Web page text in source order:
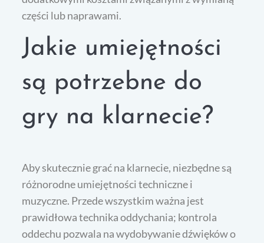
części lub naprawami.
Jakie umiejętności
są potrzebne do
gry na klarnecie?
Aby skutecznie grać na klarnecie, niezbędne są
różnorodne umiejętności techniczne i
muzyczne. Przede wszystkim ważna jest
prawidłowa technika oddychania; kontrola
oddechu pozwala na wydobywanie dźwięków o